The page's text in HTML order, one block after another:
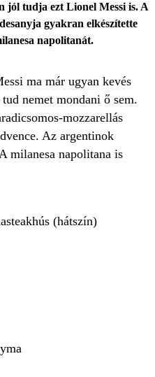
jól tudja ezt Lionel Messi is. A
gyakran elkészítette
napolitanát.
ma már ugyan kevés
nemet mondani ő sem.
mozzarellás
Az argentinok
milanesa napolitana is
(hátszín)